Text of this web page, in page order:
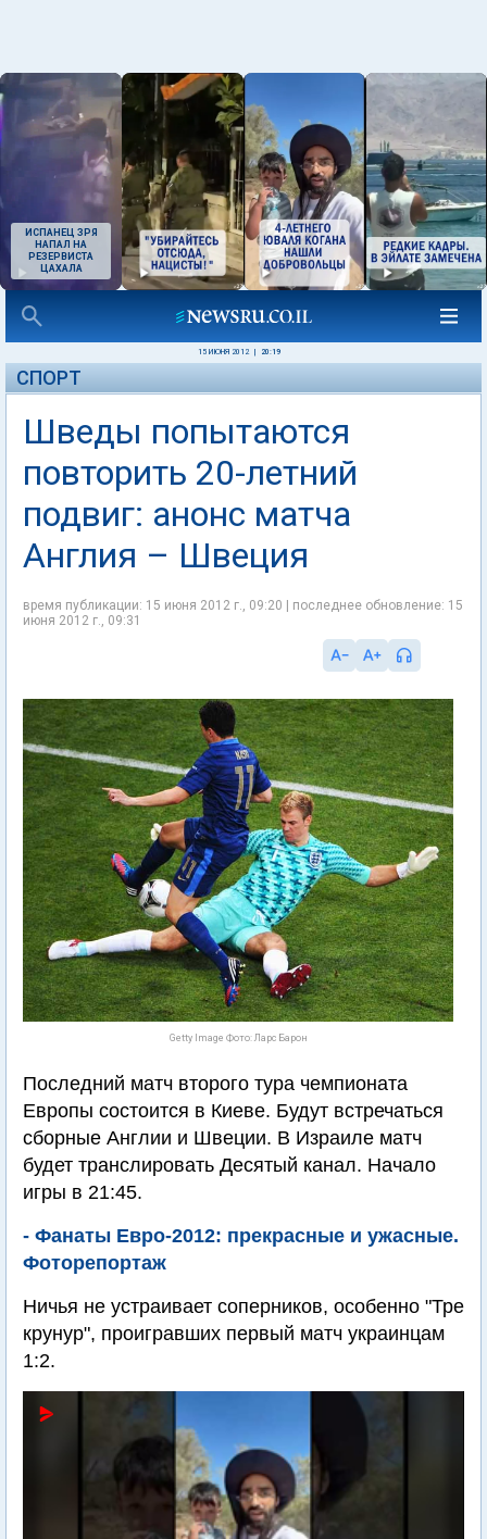
ИСПАНЕЦ ЗРЯ
НАПАЛ НА
РЕЗЕРВИСТА
ЦАХАЛА
15 ИЮНЯ 2012 20:19
СПОРТ
Шведы попытаются
повторить 20-летний
подвиг: анонс матча
Англия – Швеция
время публикации: 15 июня 2012 г., 09:20 | последнее обновление: 15
июня 2012 г., 09:31
Getty Image Фото: Ларс Барон
Последний матч второго тура чемпионата
Европы состоится в Киеве. Будут встречаться
сборные Англии и Швеции. В Израиле матч
будет транслировать Десятый канал. Начало
игры в 21:45.
- Фанаты Евро-2012: прекрасные и ужасные.
Фоторепортаж
Ничья не устраивает соперников, особенно "Тре
крунур", проигравших первый матч украинцам
1:2.